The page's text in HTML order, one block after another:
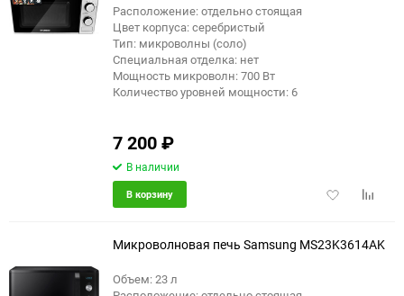
еще 3 фото
Расположение: отдельно стоящая
Цвет корпуса: серебристый
Тип: микроволны (соло)
Специальная отделка: нет
Мощность микроволн: 700 Вт
Количество уровней мощности: 6
7 200₽
В наличии
Добавить
В корзину
Микроволновая печь Samsung MS23K3614AK
Объем: 23 л